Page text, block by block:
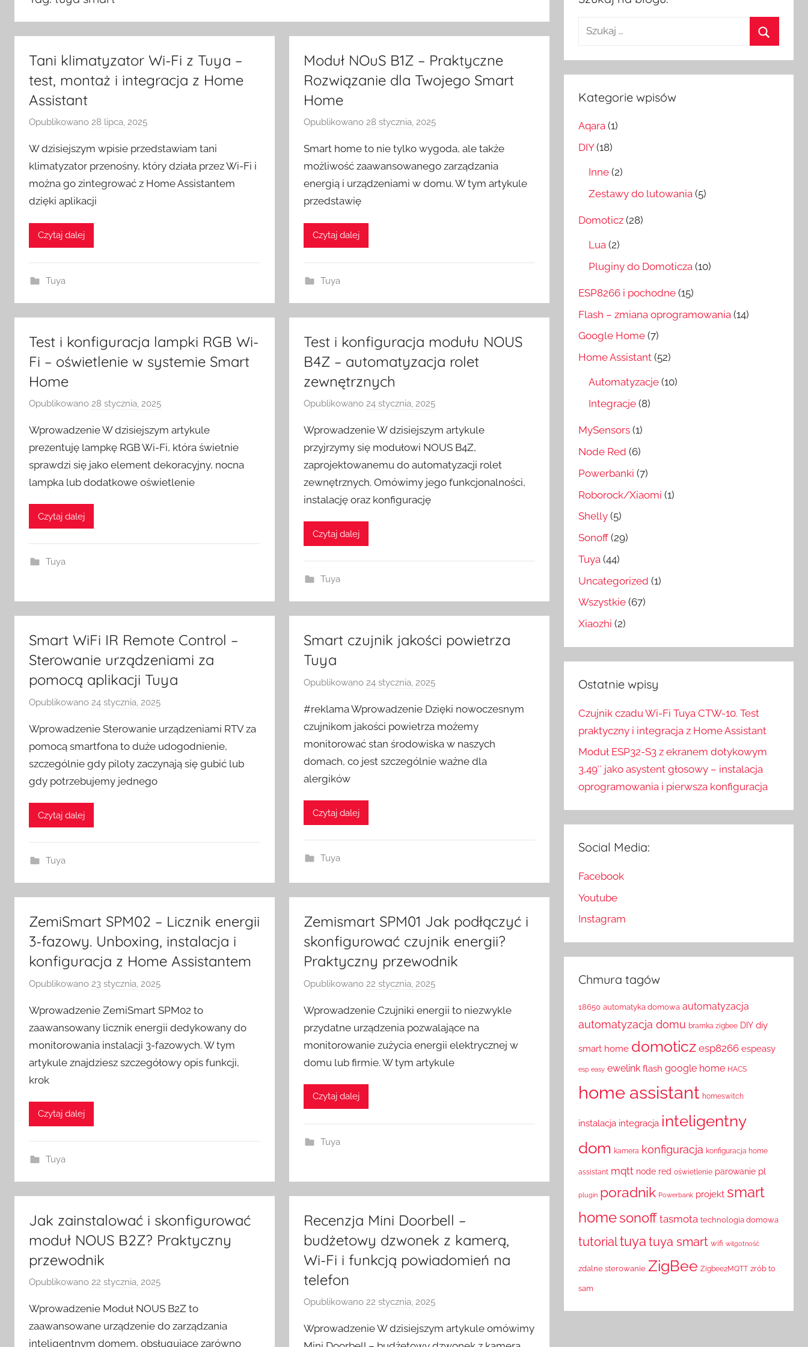
Tani klimatyzator Wi-Fi z Tuya –
test, montaż i integracja z Home
Assistant
Opublikowano 28 lipca, 2025
z
e
z
h
W dzisiejszym wpisie przedstawiam tani
klimatyzator przenośny, który działa przez Wi-Fi i
można go zintegrować z Home Assistantem
dzięki aplikacji
Czytaj dalej
Tuya
Moduł NOuS B1Z – Praktyczne
Rozwiązanie dla Twojego Smart
Home
Opublikowano28 stycznia, 2025
z
e
z
h
Smart home to nie tylko wygoda, ale także
możliwość zaawansowanego zarządzania
energią i urządzeniami w domu. W tym artykule
przedstawię
Czytaj dalej
Tuya
Test i konfiguracja lampki RGB Wi-
Fi – oświetlenie w systemie Smart
Home
Opublikowano 28 stycznia, 2025
z
e
z
H
Wprowadzenie W dzisiejszym artykule
prezentuję lampkę RGB Wi-Fi, która świetnie
sprawdzi się jako element dekoracyjny, nocna
lampka lub dodatkowe oświetlenie
Czytaj dalej
Tuya
Test i konfiguracja modułu NOUS
B4Z – automatyzacja rolet
zewnętrznych
Opublikowano24 stycznia, 2025
z
e
z
H
Wprowadzenie W dzisiejszym artykule
przyjrzymy się modułowi NOUS B4Z,
zaprojektowanemu do automatyzacji rolet
zewnętrznych. Omówimy jego funkcjonalności,
instalację oraz konfigurację
Czytaj dalej
Tuya
Smart WiFi IR Remote Control –
Sterowanie urządzeniami za
pomocą aplikacji Tuya
Opublikowano 24 stycznia, 2025
z
e
z
h
Wprowadzenie Sterowanie urządzeniami RTV za
pomocą smartfona to duże udogodnienie,
szczególnie gdy piloty zaczynają się gubić lub
gdy potrzebujemy jednego
Czytaj dalej
Tuya
Smart czujnik jakości powietrza
Tuya
Opublikowano24 stycznia, 2025
z
e
z
H
c
#reklama Wprowadzenie Dzięki nowoczesnym
czujnikom jakości powietrza możemy
monitorować stan środowiska w naszych
domach, co jest szczególnie ważne dla
alergików
Czytaj dalej
Tuya
ZemiSmart SPM02 – Licznik energii
3-fazowy. Unboxing, instalacja i
konfiguracja z Home Assistantem
Opublikowano 23 stycznia, 2025
z
e
z
H
Wprowadzenie ZemiSmart SPM02 to
zaawansowany licznik energii dedykowany do
monitorowania instalacji 3-fazowych. W tym
artykule znajdziesz szczegółowy opis funkcji,
krok
Czytaj dalej
Tuya
Zemismart SPM01 Jak podłączyć i
skonfigurować czujnik energii?
Praktyczny przewodnik
Opublikowano 22 stycznia, 2025
z
e
z
H
Wprowadzenie Czujniki energii to niezwykle
przydatne urządzenia pozwalające na
monitorowanie zużycia energii elektrycznej w
domu lub firmie. W tym artykule
Czytaj dalej
Tuya
Jak zainstalować i skonfigurować
moduł NOUS B2Z? Praktyczny
przewodnik
Opublikowano 22 stycznia, 2025
z
e
z
Wprowadzenie Moduł NOUS B2Z to
zaawansowane urządzenie do zarządzania
inteligentnym domem, obsługujące zarówno
Recenzja Mini Doorbell –
budżetowy dzwonek z kamerą,
Wi-Fi i funkcją powiadomień na
telefon
Opublikowano22 stycznia, 2025
z
Wprowadzenie W dzisiejszym artykule omówimy
Szukaj:
Kategorie wpisów
Aqara (1)
DIY(18)
Inne (2)
Zestawy do lutowania (5)
Domoticz (28)
Lua (2)
Pluginy do Domoticza (10)
ESP8266 i pochodne (15)
Flash – zmiana oprogramowania (14)
Google Home (7)
Home Assistant (52)
Automatyzacje (10)
Integracje (8)
MySensors (1)
Node Red (6)
Powerbanki (7)
Roborock/Xiaomi (1)
Shelly (5)
Sonoff (29)
Tuya (44)
Uncategorized (1)
Wszystkie (67)
Xiaozhi (2)
Ostatnie wpisy
Czujnik czadu Wi-Fi Tuya CTW-10. Test
praktyczny i integracja z Home Assistant
Moduł ESP32-S3 z ekranem dotykowym
3,49″ jako asystent głosowy – instalacja
oprogramowania i pierwsza konfiguracja
Social Media:
Facebook
Youtube
Instagram
Chmura tagów
18650 automatyka domowa automatyzacja
automatyzacja domu bramka zigbee DIY diy
smart home domoticz esp8266 espeasy
esp easy ewelink flash google home HACS
home assistant homeswitch
instalacja integracja inteligentny
dom kamera konfiguracja konfiguracja home
assistant mqtt node red oświetlenie parowanie pl
plugin poradnik Powerbank projekt smart
home sonoff tasmota technologia domowa
tutorialtuya tuya smart wifi wilgotność
zdalne sterowanie ZigBee Zigbee2MQTT zrób to
sam